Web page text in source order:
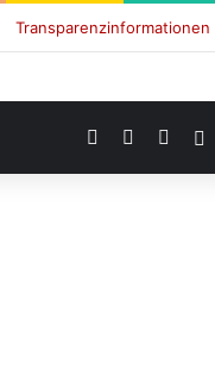
Transparenzinformationen
RSS Facebook